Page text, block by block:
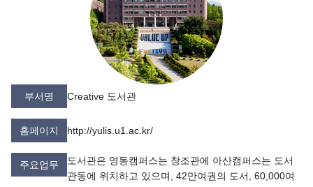
부서명 Creative 도서관
홈페이지 http://yulis.u1.ac.kr/
주요업무
도서관은 영동캠퍼스는 창조관에 아산캠퍼스는 도서
관동에 위치하고 있으며, 42만여권의 도서, 60,000여